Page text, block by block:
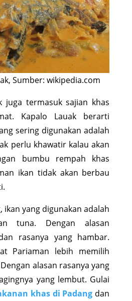
Sumber: wikipedia.com
juga termasuk sajian khas
Kapalo Lauak berarti
sering digunakan adalah
perlu khawatir kalau akan
bumbu rempah khas
ikan tidak akan berbau
ikan yang digunakan adalah
tuna. Dengan alasan
rasanya yang hambar.
Pariaman lebih memilih
alasan rasanya yang
yang lembut. Gulai
khas di Padang dan